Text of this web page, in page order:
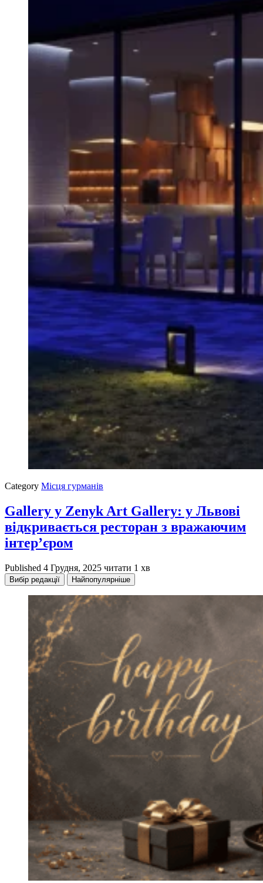
Category Місця гурманів
Gallery у Zenyk Art Gallery: у Львові
відкривається ресторан з вражаючим
інтер’єром
Published 4 Грудня, 2025 читати 1 хв
Вибір редакції Найпопулярніше